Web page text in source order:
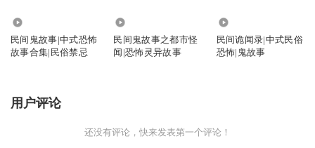
民间鬼故事|中式恐怖
故事合集|民俗禁忌
民间鬼故事之都市怪
闻|恐怖灵异故事
民间诡闻录|中式民俗
恐怖|鬼故事
用户评论
还没有评论，快来发表第一个评论！